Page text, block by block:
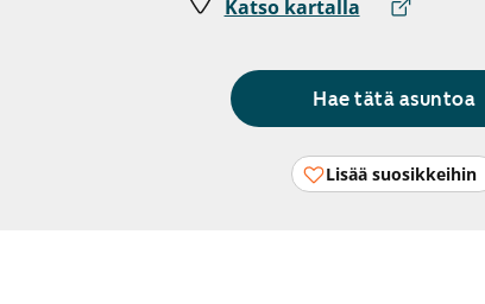
Katso kartalla
Hae tätä asuntoa
Lisää suosikkeihin